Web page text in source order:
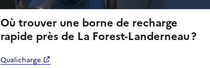
Où trouver une borne de recharge
rapide près de La Forest-Landerneau ?
Qualicharge